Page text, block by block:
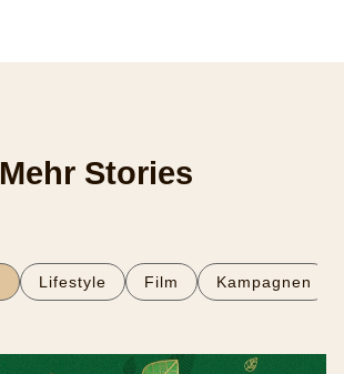
Mehr Stories
Lifestyle Film Kampagnen